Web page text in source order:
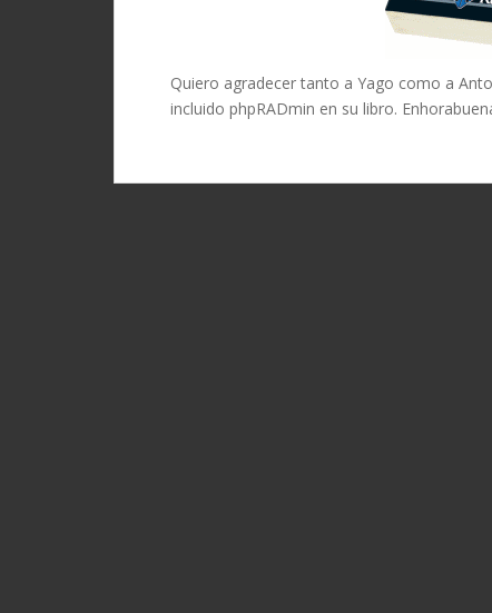
Quiero agradecer tanto a Yago como a
incluido phpRADmin en su libro.